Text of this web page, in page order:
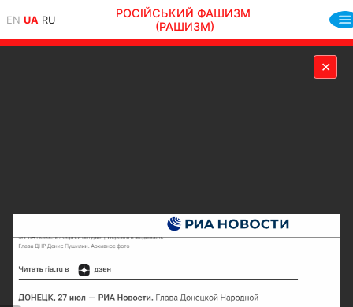
EN UA RU
РОСІЙСЬКИЙ ФАШИЗМ
(РАШИЗМ)
✕